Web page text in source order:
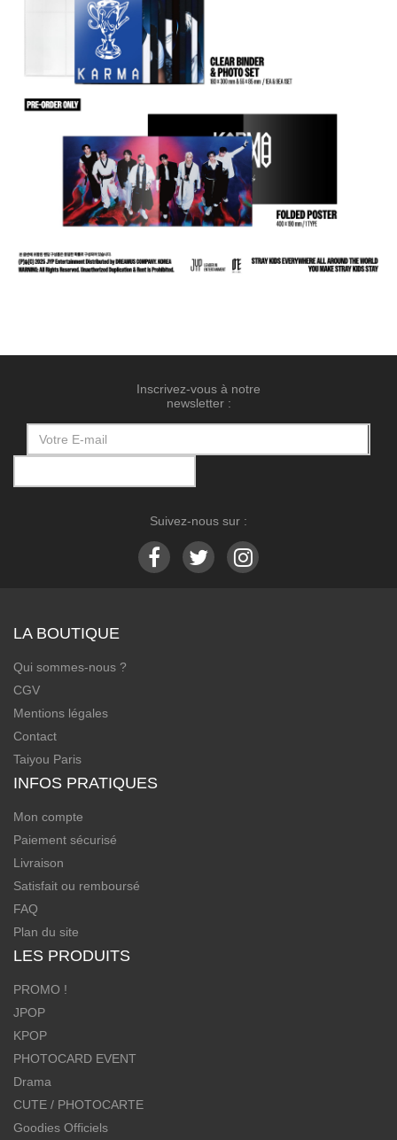
Inscrivez-vous à notre
newsletter :
Suivez-nous sur :
LA BOUTIQUE
Qui sommes-nous ?
CGV
Mentions légales
Contact
Taiyou Paris
INFOS PRATIQUES
Mon compte
Paiement sécurisé
Livraison
Satisfait ou remboursé
FAQ
Plan du site
LES PRODUITS
PROMO !
JPOP
KPOP
PHOTOCARD EVENT
Drama
CUTE / PHOTOCARTE
Goodies Officiels